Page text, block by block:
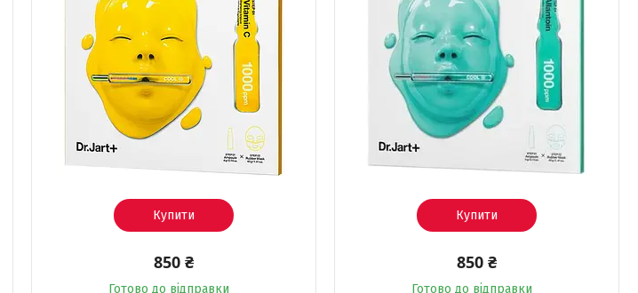
Купити
850 ₴
Готово до відправки
Купити
850 ₴
Готово до відправки